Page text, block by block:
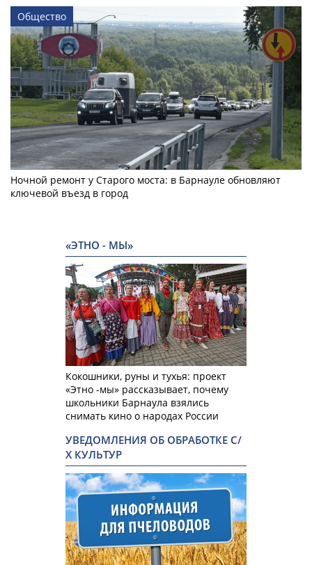
Общество
Ночной ремонт у Старого моста: в Барнауле обновляют
ключевой въезд в город
«ЭТНО - МЫ»
Кокошники, руны и тухья: проект
«Этно -мы» рассказывает, почему
школьники Барнаула взялись
снимать кино о народах России
УВЕДОМЛЕНИЯ ОБ ОБРАБОТКЕ С/
Х КУЛЬТУР